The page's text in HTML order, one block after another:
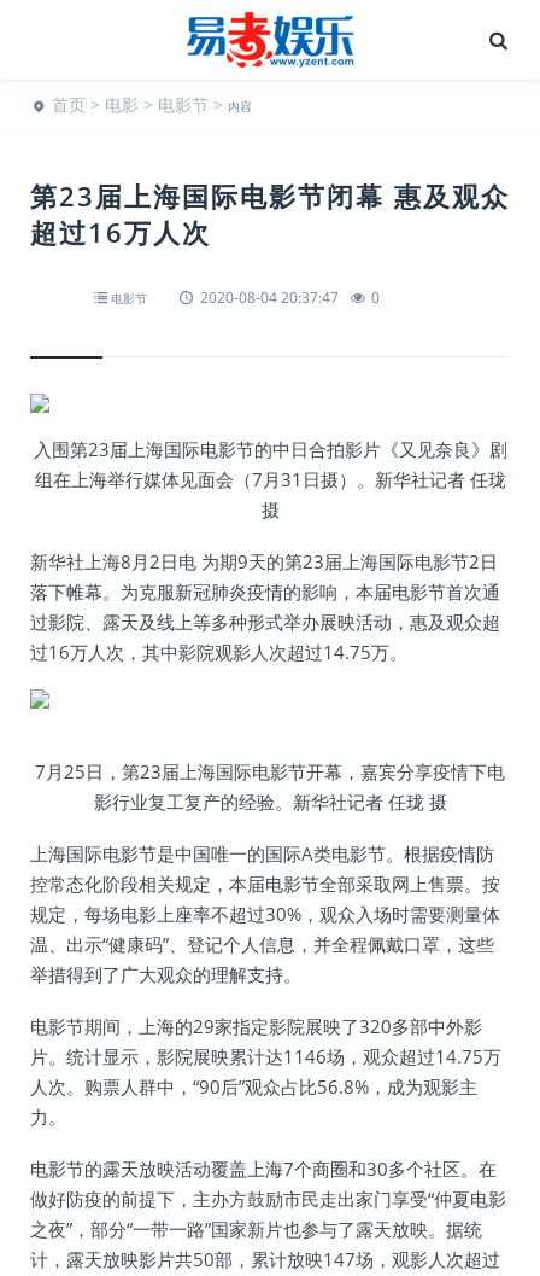
首页 > 电影 > 电影节 > 内容
第23届上海国际电影节闭幕 惠及观众
超过16万人次
电影节 2020-08-04 20:37:47 0
入围第23届上海国际电影节的中日合拍影片《又见奈良》剧
组在上海举行媒体见面会（7月31日摄）。新华社记者 任珑
摄
新华社上海8月2日电 为期9天的第23届上海国际电影节2日
落下帷幕。为克服新冠肺炎疫情的影响，本届电影节首次通
过影院、露天及线上等多种形式举办展映活动，惠及观众超
过16万人次，其中影院观影人次超过14.75万。
7月25日，第23届上海国际电影节开幕，嘉宾分享疫情下电
影行业复工复产的经验。新华社记者 任珑 摄
上海国际电影节是中国唯一的国际A类电影节。根据疫情防
控常态化阶段相关规定，本届电影节全部采取网上售票。按
规定，每场电影上座率不超过30%，观众入场时需要测量体
温、出示“健康码”、登记个人信息，并全程佩戴口罩，这些
举措得到了广大观众的理解支持。
电影节期间，上海的29家指定影院展映了320多部中外影
片。统计显示，影院展映累计达1146场，观众超过14.75万
人次。购票人群中，“90后”观众占比56.8%，成为观影主
力。
电影节的露天放映活动覆盖上海7个商圈和30多个社区。在
做好防疫的前提下，主办方鼓励市民走出家门享受“仲夏电影
之夜”，部分“一带一路”国家新片也参与了露天放映。据统
计，露天放映影片共50部，累计放映147场，观影人次超过